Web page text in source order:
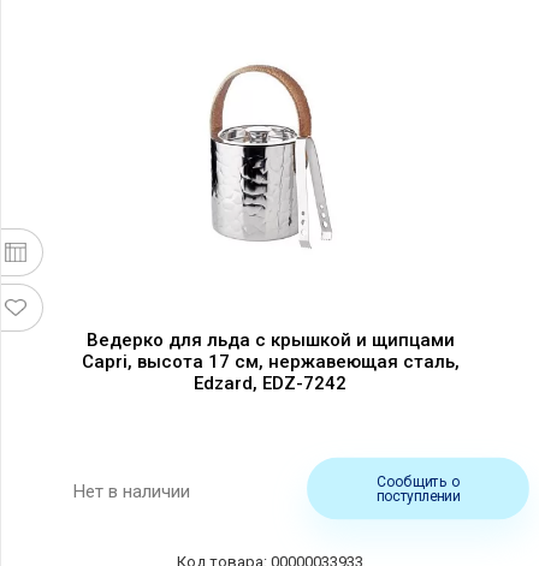
Ведерко для льда с крышкой и щипцами
Capri, высота 17 см, нержавеющая сталь,
Edzard, EDZ-7242
Нет в наличии
Сообщить о
поступлении
00000033933